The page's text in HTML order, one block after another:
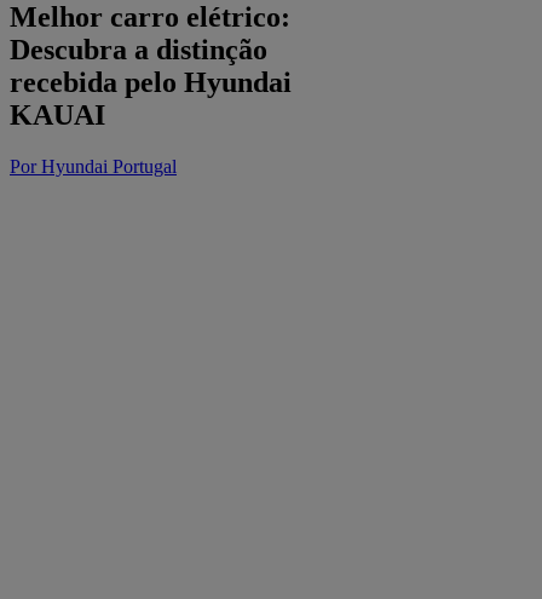
Melhor carro elétrico:
Descubra a distinção
recebida pelo Hyundai
KAUAI
Por Hyundai Portugal